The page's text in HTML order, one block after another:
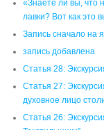
«Знаете ли вы, что
лавки? Вот как это
Запись сначало на
запись добавлена
Статья 28:
Статья 27:
духовное лицо
Статья 26: